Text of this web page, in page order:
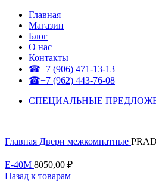
Главная
Магазин
Блог
О нас
Контакты
☎+7 (906) 471-13-13
☎+7 (962) 443-76-08
СПЕЦИАЛЬНЫЕ
Главная Двери межкомнатные
Е-40М 8050,00 ₽
Назад к товарам